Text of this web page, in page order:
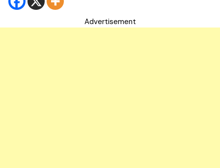
Advertisement